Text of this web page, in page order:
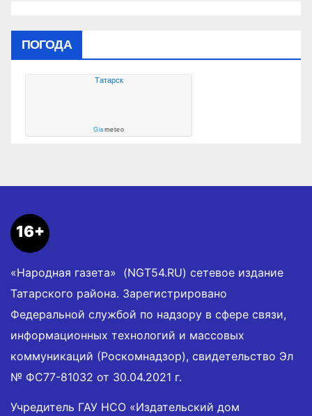
ПОГОДА
Татарск
Gismeteo
16+
«Народная газета» (NGT54.RU) сетевое издание
Татарского района. Зарегистрировано
Федеральной службой по надзору в сфере связи,
информационных технологий и массовых
коммуникаций (Роскомнадзор), свидетельство Эл
№ ФС77-81032 от 30.04.2021 г.
Учредитель ГАУ НСО «Издательский дом